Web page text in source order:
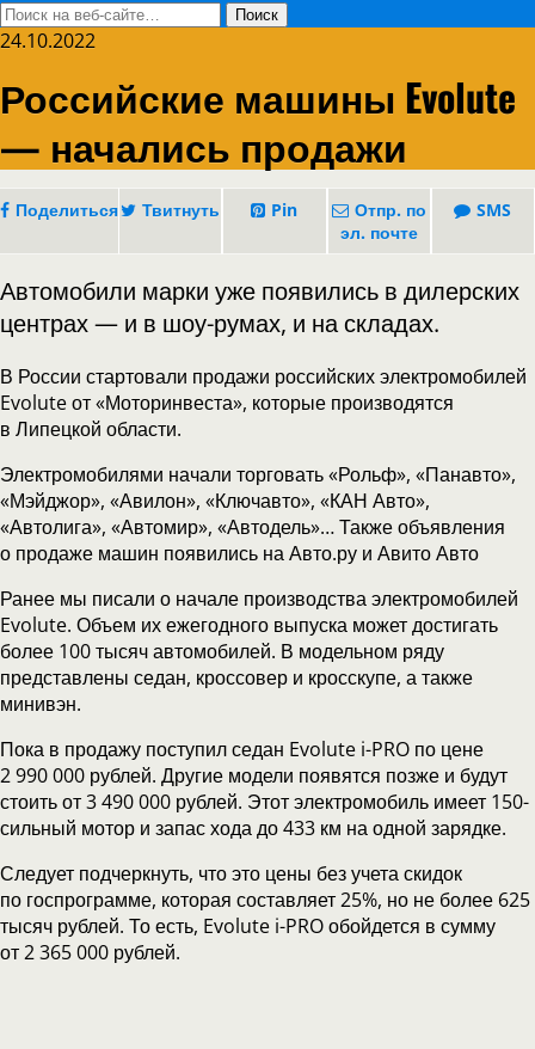
24.10.2022
Российские машины Evolute
— начались продажи
Поделиться Твитнуть Pin
Отпр. по
эл. почте
SMS
Автомобили марки уже появились в дилерских
центрах — и в шоу-румах, и на складах.
В России стартовали продажи российских электромобилей
Evolute от «Моторинвеста», которые производятся
в Липецкой области.
Электромобилями начали торговать «Рольф», «Панавто»,
«Мэйджор», «Авилон», «Ключавто», «КАН Авто»,
«Автолига», «Автомир», «Автодель»… Также объявления
о продаже машин появились на Авто.ру и Авито Авто
Ранее мы писали о начале производства электромобилей
Evolute. Объем их ежегодного выпуска может достигать
более 100 тысяч автомобилей. В модельном ряду
представлены седан, кроссовер и кросскупе, а также
минивэн.
Пока в продажу поступил седан Evolute i-PRO по цене
2 990 000 рублей. Другие модели появятся позже и будут
стоить от 3 490 000 рублей. Этот электромобиль имеет 150-
сильный мотор и запас хода до 433 км на одной зарядке.
Следует подчеркнуть, что это цены без учета скидок
по госпрограмме, которая составляет 25%, но не более 625
тысяч рублей. То есть, Evolute i-PRO обойдется в сумму
от 2 365 000 рублей.